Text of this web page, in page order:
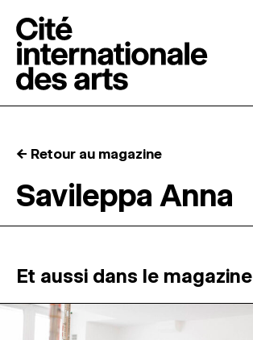
RÉSIDENCES ↓
ATELIERS OUVERTS
PROGRAMMATION
← Retour au magazine
Savileppa Anna
Et aussi dans le magazine